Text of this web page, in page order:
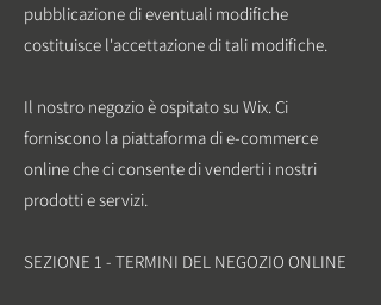
pubblicazione di eventuali modifiche
costituisce l'accettazione di tali modifiche.
Il nostro negozio è ospitato su Wix. Ci
forniscono la piattaforma di e-commerce
online che ci consente di venderti i nostri
prodotti e servizi.
SEZIONE 1 - TERMINI DEL NEGOZIO ONLINE